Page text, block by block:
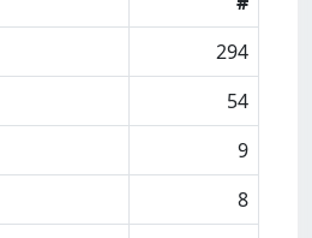
294
54
9
8